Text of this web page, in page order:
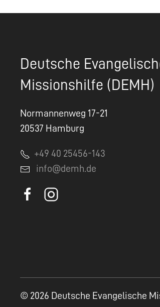
Deutsche
Missionshilfe (DEMH)
Normannenweg 17-21
20537 Hamburg
+49 40 25456-143
info@demh.de
© 2026 Deutsche Evangelische